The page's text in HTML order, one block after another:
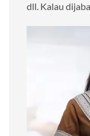
dll. Kalau